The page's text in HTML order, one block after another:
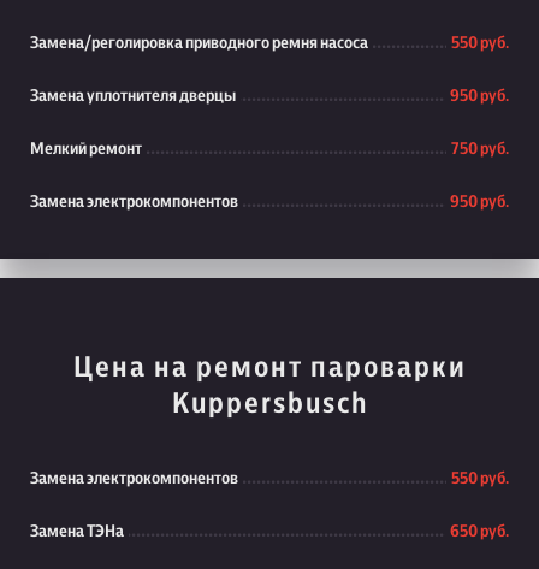
Замена/реголировка приводного ремня насоса 550 руб.
Замена уплотнителя дверцы 950 руб.
Мелкий ремонт 750 руб.
Замена электрокомпонентов 950 руб.
Цена на ремонт пароварки
Kuppersbusch
Замена электрокомпонентов 550 руб.
Замена ТЭНа 650 руб.